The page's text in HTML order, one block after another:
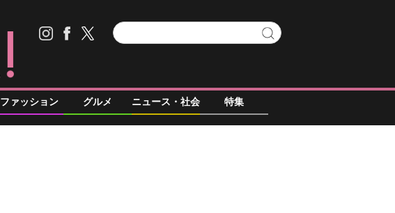
ファッション グルメ ニュース・社会 特集